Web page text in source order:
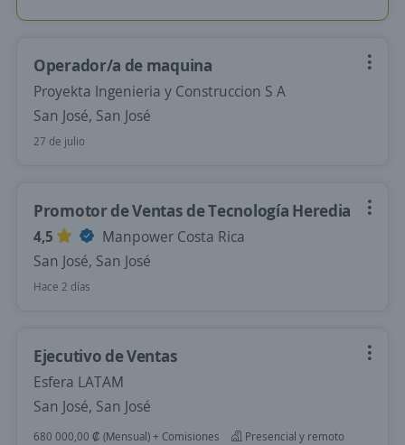
Operador/a de maquina
Proyekta Ingenieria y Construccion S A
San José, San José
27 de julio
Promotor de Ventas de Tecnología Heredia
4,5
Manpower Costa Rica
San José, San José
Hace 2 días
Ejecutivo de Ventas
Esfera LATAM
San José, San José
680 000,00 ₡ (Mensual) + Comisiones
Presencial y remoto